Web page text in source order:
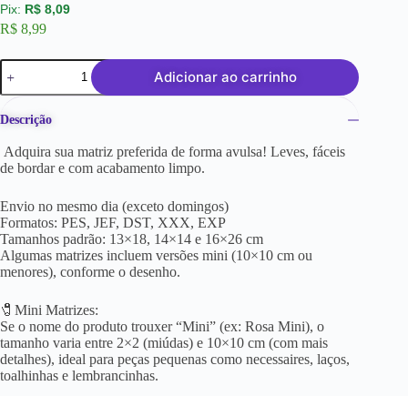
R$ 8,09
R$ 8,99
Adicionar ao carrinho
Descrição
Adquira sua matriz preferida de forma avulsa! Leves, fáceis
de bordar e com acabamento limpo.
Envio no mesmo dia (exceto domingos)
Formatos: PES, JEF, DST, XXX, EXP
Tamanhos padrão: 13×18, 14×14 e 16×26 cm
Algumas matrizes incluem versões mini (10×10 cm ou
menores), conforme o desenho.
🧷Mini Matrizes:
Se o nome do produto trouxer “Mini” (ex: Rosa Mini), o
tamanho varia entre 2×2 (miúdas) e 10×10 cm (com mais
detalhes), ideal para peças pequenas como necessaires, laços,
toalhinhas e lembrancinhas.